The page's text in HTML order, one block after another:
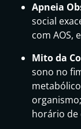
Apneia
social
com AOS,
Mito da
sono no
horário de